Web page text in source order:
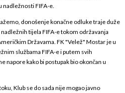
nadležnosti FIFA-e.
donošenje konačne odluke traje duže
tijela FIFA-e tokom održavanja
Državama. FK "Velež" Mostar je u
službama FIFA-e i putem svih
napore kako bi postupak bio okončan u
Klub se do sada nije mogao javno